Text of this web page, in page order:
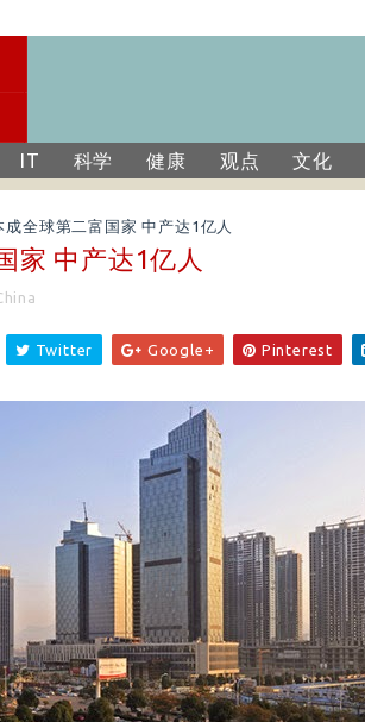
IT 科学 健康 观点 文化
成全球第二富国家 中产达1亿人
家 中产达1亿人
Twitter Google+ Pinterest